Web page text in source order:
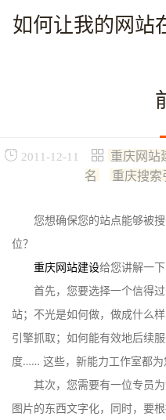
如何让我的网站
2011-12-11 重庆网站
名
重庆搜索
您想确保您的站点能够被搜
位？
重庆网站建设给您讲解一下
首先，您要选择一个信得过
站；不光是如何做，做成什么
引擎抓取；如何能有效地后续
度…… 这些，新能力工作室都为
其次，您需要有一位专员为
图片的东西文字化，同时，要